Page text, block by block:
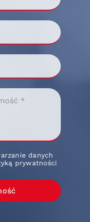
danych
prywatności